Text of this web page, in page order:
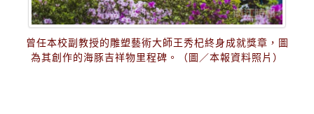
曾任本校副教授的雕塑藝術大師王秀杞終身成就獎章，圖
為其創作的海豚吉祥物里程碑。（圖／本報資料照片）